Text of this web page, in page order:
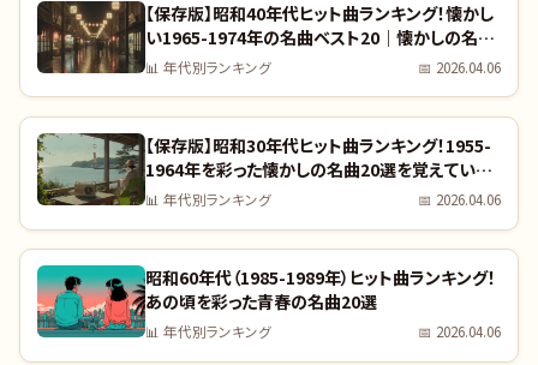
【保存版】昭和40年代ヒット曲ランキング！懐かし
い1965-1974年の名曲ベスト20｜懐かしの名曲
完全リスト
📊 年代別ランキング 📅 2026.04.06
【保存版】昭和30年代ヒット曲ランキング！1955-
1964年を彩った懐かしの名曲20選を覚えていま
すか？｜全曲リスト付き
📊 年代別ランキング 📅 2026.04.06
昭和60年代（1985-1989年）ヒット曲ランキング！
あの頃を彩った青春の名曲20選
📊 年代別ランキング 📅 2026.04.06